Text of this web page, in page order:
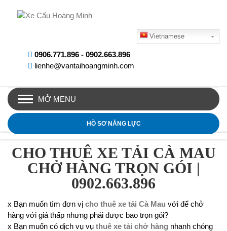
Vietnamese
0906.771.896 - 0902.663.896
lienhe@vantaihoangminh.com
MỞ MENU
HỒ SƠ NĂNG LỰC
CHO THUÊ XE TẢI CÀ MAU
CHỞ HÀNG TRỌN GÓI |
0902.663.896
x Bạn muốn tìm đơn vị cho thuê xe tải Cà Mau với để chở
hàng với giá thấp nhưng phải được bao trọn gói?
x Bạn muốn có dịch vụ vụ thuê xe tải chở hàng nhanh chóng